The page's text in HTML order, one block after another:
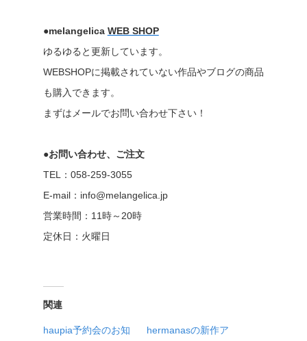
●melangelica WEB SHOP
ゆるゆると更新しています。
WEBSHOPに掲載されていない作品やブログの商品
も購入できます。
まずはメールでお問い合わせ下さい！
●お問い合わせ、ご注文
TEL：058-259-3055
E-mail：info@melangelica.jp
営業時間：11時～20時
定休日：火曜日
関連
haupia予約会のお知
hermanasの新作ア